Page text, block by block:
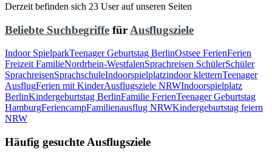
Derzeit befinden sich 23 User auf unseren Seiten
Beliebte Suchbegriffe für Ausflugsziele
Indoor SpielparkTeenager Geburtstag BerlinOstsee FerienFerien
Freizeit FamilieNordrhein-WestfalenSprachreisen SchülerSchüler
SprachreisenSprachschuleIndoorspielplatzindoor kletternTeenager
AusflugFerien mit KinderAusflugsziele NRWIndoorspielplatz
BerlinKindergeburtstag BerlinFamilie FerienTeenager Geburtstag
HamburgFeriencampFamilienausflug NRWKindergeburtstag feiern
NRW
Häufig gesuchte Ausflugsziele